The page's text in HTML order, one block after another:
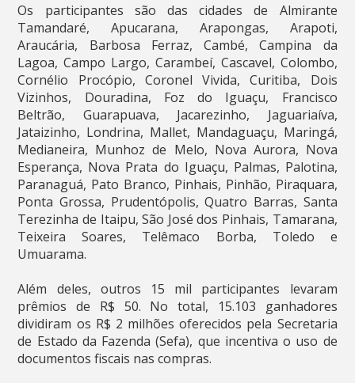
Os participantes são das cidades de Almirante
Tamandaré, Apucarana, Arapongas, Arapoti,
Araucária, Barbosa Ferraz, Cambé, Campina da
Lagoa, Campo Largo, Carambeí, Cascavel, Colombo,
Cornélio Procópio, Coronel Vivida, Curitiba, Dois
Vizinhos, Douradina, Foz do Iguaçu, Francisco
Beltrão, Guarapuava, Jacarezinho, Jaguariaíva,
Jataizinho, Londrina, Mallet, Mandaguaçu, Maringá,
Medianeira, Munhoz de Melo, Nova Aurora, Nova
Esperança, Nova Prata do Iguaçu, Palmas, Palotina,
Paranaguá, Pato Branco, Pinhais, Pinhão, Piraquara,
Ponta Grossa, Prudentópolis, Quatro Barras, Santa
Terezinha de Itaipu, São José dos Pinhais, Tamarana,
Teixeira Soares, Telêmaco Borba, Toledo e
Umuarama.
Além deles, outros 15 mil participantes levaram
prêmios de R$ 50. No total, 15.103 ganhadores
dividiram os R$ 2 milhões oferecidos pela Secretaria
de Estado da Fazenda (Sefa), que incentiva o uso de
documentos fiscais nas compras.